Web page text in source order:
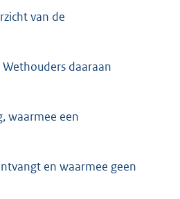
van de
daaraan
waarmee een
en waarmee geen